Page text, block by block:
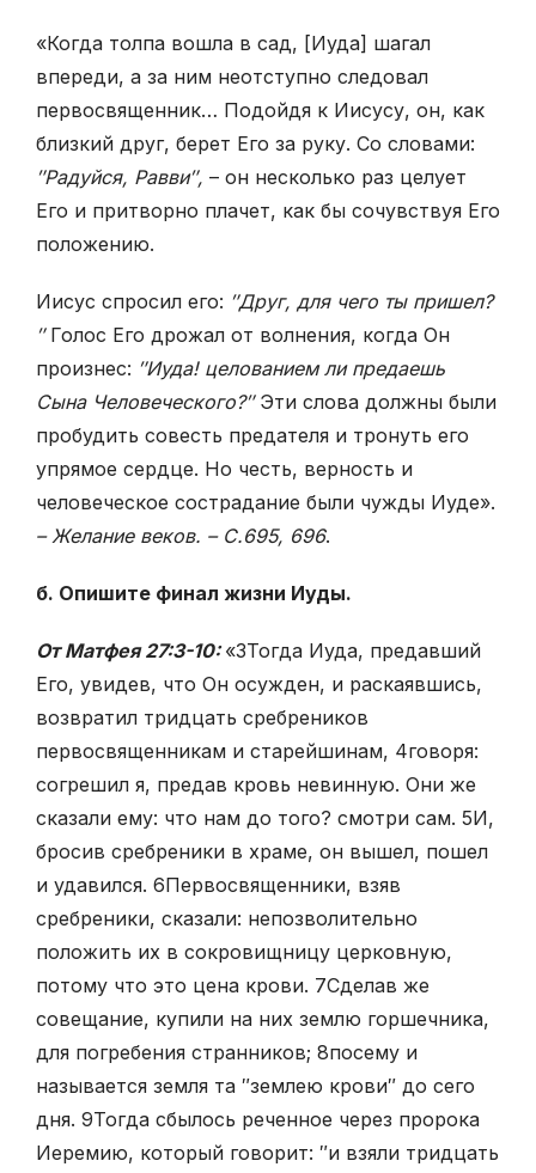
«Когда толпа вошла в сад, [Иуда] шагал
впереди, а за ним неотступно следовал
первосвященник… Подойдя к Иисусу, он, как
близкий друг, берет Его за руку. Со словами:
″Радуйся, Равви″, – он несколько раз целует
Его и притворно плачет, как бы сочувствуя Его
положению.
Иисус спросил его: ″Друг, для чего ты пришел?
″ Голос Его дрожал от волнения, когда Он
произнес: ″Иуда! целованием ли предаешь
Сына Человеческого?″ Эти слова должны были
пробудить совесть предателя и тронуть его
упрямое сердце. Но честь, верность и
человеческое сострадание были чужды Иуде».
– Желание веков. – С.695, 696.
б. Опишите финал жизни Иуды.
От Матфея 27:3-10:«3Тогда Иуда, предавший
Его, увидев, что Он осужден, и раскаявшись,
возвратил тридцать сребреников
первосвященникам и старейшинам, 4говоря:
согрешил я, предав кровь невинную. Они же
сказали ему: что нам до того? смотри сам. 5И,
бросив сребреники в храме, он вышел, пошел
и удавился. 6Первосвященники, взяв
сребреники, сказали: непозволительно
положить их в сокровищницу церковную,
потому что это цена крови. 7Сделав же
совещание, купили на них землю горшечника,
для погребения странников; 8посему и
называется земля та ″землею крови″ до сего
дня. 9Тогда сбылось реченное через пророка
Иеремию, который говорит: ″и взяли тридцать